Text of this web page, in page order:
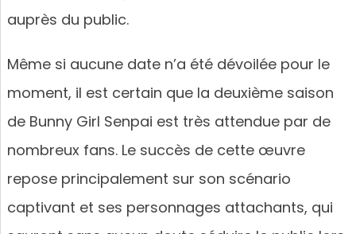
auprès du public.
Même si aucune date n’a été dévoilée pour le
moment, il est certain que la deuxième saison
de Bunny Girl Senpai est très attendue par de
nombreux fans. Le succès de cette œuvre
repose principalement sur son scénario
captivant et ses personnages attachants, qui